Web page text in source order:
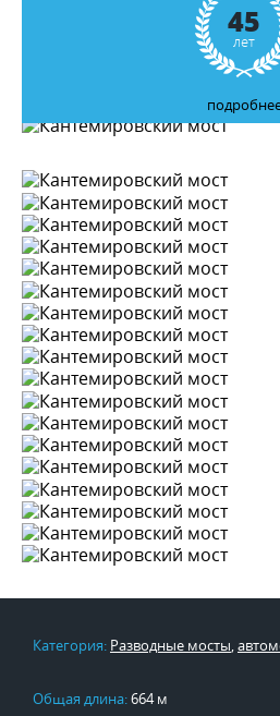
45
лет
Категория: Разводные мосты,
Общая длина:664 м